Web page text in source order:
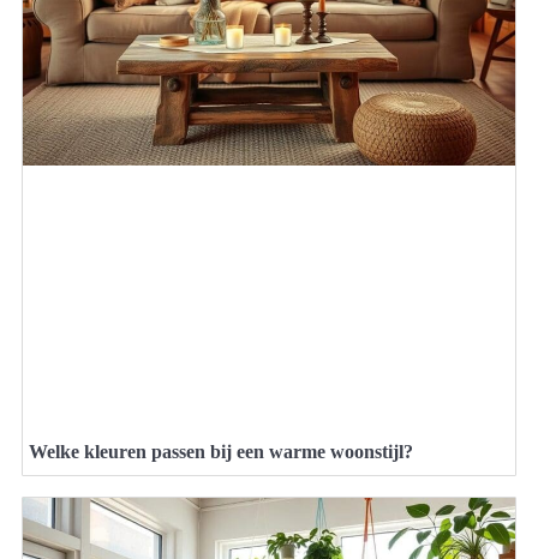
Welke kleuren passen bij een warme woonstijl?